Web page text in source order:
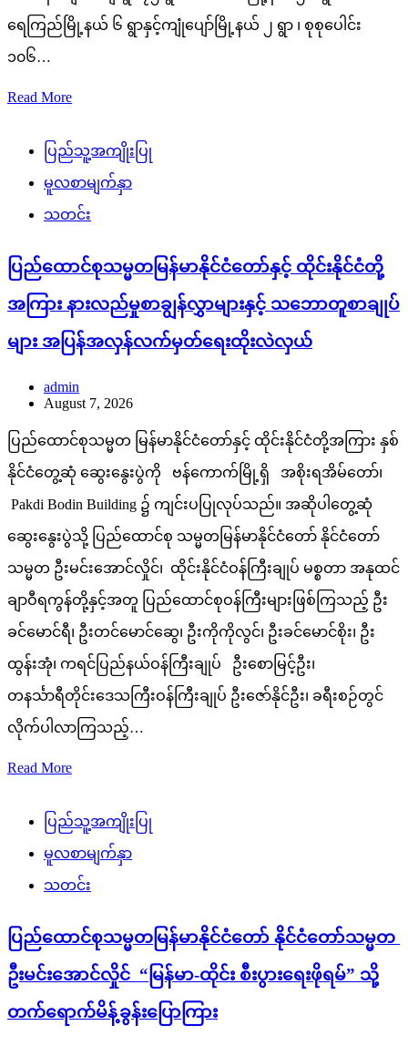
ရေကြည်မြို့နယ် ၆ ရွာနှင့်ကျုံပျော်မြို့နယ် ၂ ရွာ ၊ စုစုပေါင်း
၁၀၆…
Read More
ပြည်သူ့အကျိုးပြု
မူလစာမျက်နှာ
သတင်း
ပြည်ထောင်စုသမ္မတမြန်မာနိုင်ငံတော်နှင့် ထိုင်းနိုင်ငံတို့
အကြား နားလည်မှုစာချွန်လွှာများနှင့် သဘောတူစာချုပ်
များ အပြန်အလှန်လက်မှတ်ရေးထိုးလဲလှယ်
admin
August 7, 2026
ပြည်ထောင်စုသမ္မတ မြန်မာနိုင်ငံတော်နှင့် ထိုင်းနိုင်ငံတို့အကြား နှစ်
နိုင်ငံတွေ့ဆုံ ဆွေးနွေးပွဲကို ဗန်ကောက်မြို့ရှိ အစိုးရအိမ်တော်၊
Pakdi Bodin Building ၌ ကျင်းပပြုလုပ်သည်။ အဆိုပါတွေ့ဆုံ
ဆွေးနွေးပွဲသို့ ပြည်ထောင်စု သမ္မတမြန်မာနိုင်ငံတော် နိုင်ငံတော်
သမ္မတ ဦးမင်းအောင်လှိုင်၊ ထိုင်းနိုင်ငံဝန်ကြီးချုပ် မစ္စတာ အနုထင်
ချာဝီရကွန်တို့နှင့်အတူ ပြည်ထောင်စုဝန်ကြီးများဖြစ်ကြသည့် ဦး
ခင်မောင်ရီ၊ ဦးတင်မောင်ဆွေ၊ ဦးကိုကိုလွင်၊ ဦးခင်မောင်စိုး၊ ဦး
ထွန်းအုံ၊ ကရင်ပြည်နယ်ဝန်ကြီးချုပ် ဦးစောမြင့်ဦး၊
တနင်္သာရီတိုင်းဒေသကြီးဝန်ကြီးချုပ် ဦးဇော်နိုင်ဦး၊ ခရီးစဉ်တွင်
လိုက်ပါလာကြသည့်…
Read More
ပြည်သူ့အကျိုးပြု
မူလစာမျက်နှာ
သတင်း
ပြည်ထောင်စုသမ္မတမြန်မာနိုင်ငံတော် နိုင်ငံတော်သမ္မတ
ဦးမင်းအောင်လှိုင် “မြန်မာ-ထိုင်း စီးပွားရေးဖိုရမ်” သို့
တက်ရောက်မိန့်ခွန်းပြောကြား